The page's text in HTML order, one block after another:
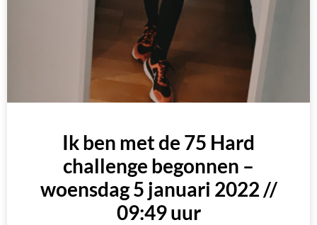
Ik ben met de 75 Hard
challenge begonnen –
woensdag 5 januari 2022 //
09:49 uur